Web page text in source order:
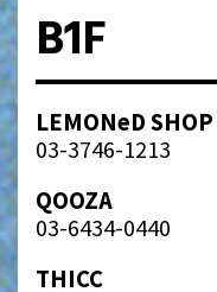
B1F
LEMONeD SHOP
03-3746-1213
QOOZA
03-6434-0440
THICC